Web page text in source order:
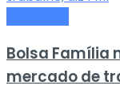
Bolsa Família
mercado de